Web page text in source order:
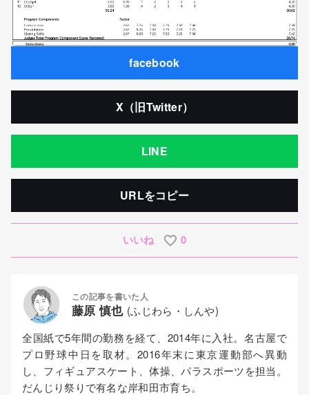
facebook
X（旧Twitter）
LINE
URLをコピー
いいね 0
この記事を書いた人
藤原 慎也 (ふじわら・しんや)
全国紙で5年間の勤務を経て、2014年に入社。名古屋で
プロ野球中日を取材。2016年末に東京運動部へ異動
し、フィギュアスケート、体操、パラスポーツを担当。
だんじり祭りで有名な岸和田市育ち。